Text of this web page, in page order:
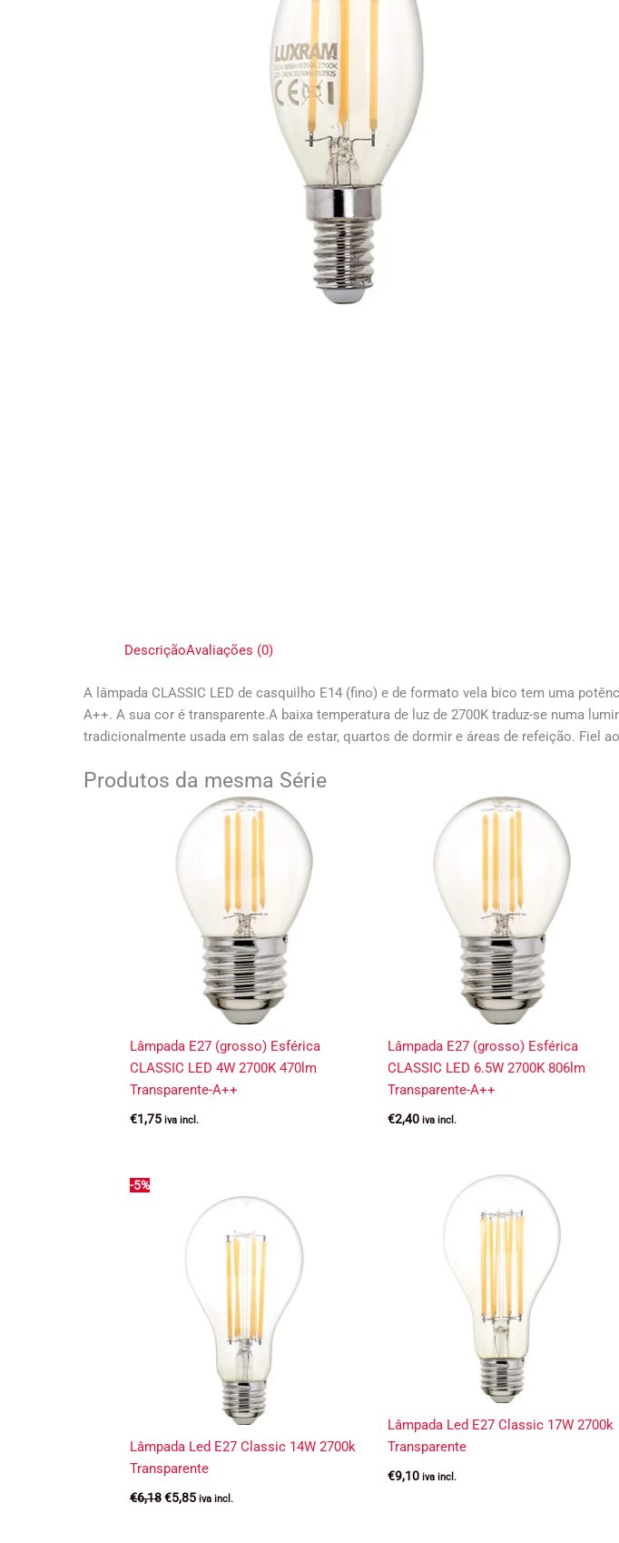
DescriçãoAvaliações (0)
A lâmpada CLASSIC LED de casquilho E14 (fino) e de formato vela bico tem uma
A++. A sua cor é transparente.A baixa temperatura de luz de 2700K traduz-se numa
tradicionalmente usada em salas de estar, quartos de dormir e áreas de refeição. Fiel
Produtos da mesma Série
Lâmpada E27 (grosso) Esférica
CLASSIC LED 4W 2700K 470lm
Transparente-A++
€1,75 iva incl.
Lâmpada E27 (grosso) Esférica
CLASSIC LED 6.5W 2700K 806lm
Transparente-A++
€2,40 iva incl.
-5%
Lâmpada Led E27 Classic 14W 2700k
Transparente
€6,18O
preço
€5,85Oiva incl.
Lâmpada Led E27 Classic 17W 2700k
Transparente
€9,10 iva incl.